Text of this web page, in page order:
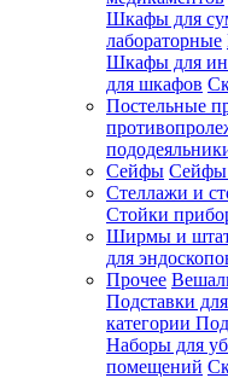
Шкафы для
лабораторные
Шкафы для
для шкафов
Постельные
Сейфы Сейфы
Стеллажи и
Стойки
Ширмы и
для
Прочее
Подставки для
категории
Наборы для
помещений